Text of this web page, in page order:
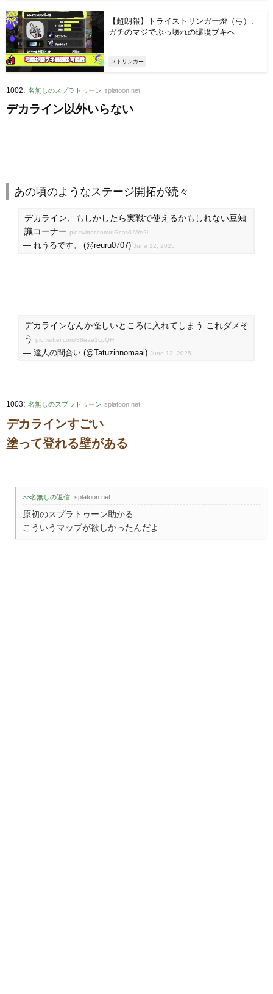
【超朗報】トライストリンガー燈（弓）、
ガチのマジでぶっ壊れの環境ブキへ
ストリンガー
1002: 名無しのスプラトゥーン splatoon.net
デカライン以外いらない
あの頃のようなステージ開拓が続々
デカライン、もしかしたら実戦で使えるかもしれない豆知
識コーナー pic.twitter.com/dGcaVUWe2l
— れうるです。 (@reuru0707) June 12, 2025
デカラインなんか怪しいところに入れてしまう これダメそ
う
pic.twitter.com/38eae1cpQH
— 達人の間合い (@Tatuzinnomaai) June 12, 2025
1003: 名無しのスプラトゥーン splatoon.net
デカラインすごい
塗って登れる壁がある
>>名無しの返信 splatoon.net
原初のスプラトゥーン助かる
こういうマップが欲しかったんだよ